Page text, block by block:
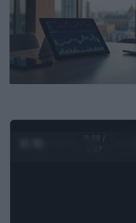
0:29 /
4:27